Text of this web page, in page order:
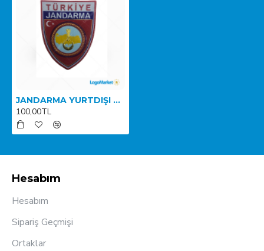
JANDARMA YURTDIŞI GÖREV ARMASI
100,00TL
Hesabım
Hesabım
Sipariş Geçmişi
Ortaklar